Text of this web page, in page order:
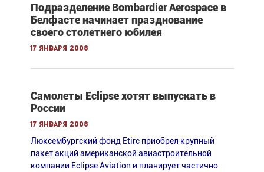
Подразделение Bombardier Aerospace в
Белфасте начинает празднование
своего столетнего юбилея
17 января 2008
Самолеты Eclipse хотят выпускать в
России
17 января 2008
Люксембургский фонд Etirc приобрел крупный
пакет акций американской авиастроительной
компании Eclipse Aviation и планирует частично